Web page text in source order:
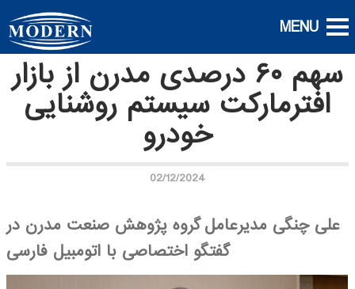
سهم ۶۰ درصدی مدرن از بازار
افترمارکت سیستم روشنایی
خودرو
02/12/2024
علی چنگی مدیرعامل گروه پژوهش صنعت مدرن در
گفتگو اختصاصی با اتومبیل فارسی